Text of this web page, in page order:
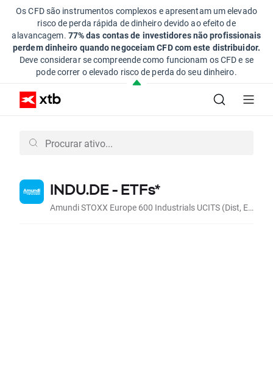
Os CFD são instrumentos complexos e apresentam um elevado
risco de perda rápida de dinheiro devido ao efeito de
alavancagem. 77% das contas de investidores não profissionais
perdem dinheiro quando negoceiam CFD com este distribuidor.
Deve considerar se compreende como funcionam os CFD e se
pode correr o elevado risco de perda do seu dinheiro.
INDU.DE - ETFs*
Amundi STOXX Europe 600 Industrials UCITS (Dist, EUR)